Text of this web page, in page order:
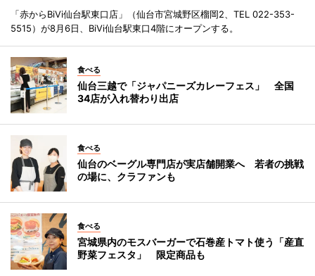
「赤からBiVi仙台駅東口店」（仙台市宮城野区榴岡2、TEL 022-353-
5515）が8月6日、BiVi仙台駅東口4階にオープンする。
食べる
仙台三越で「ジャパニーズカレーフェス」 全国
34店が入れ替わり出店
食べる
仙台のベーグル専門店が実店舗開業へ 若者の挑戦
の場に、クラファンも
食べる
宮城県内のモスバーガーで石巻産トマト使う「産直
野菜フェスタ」 限定商品も